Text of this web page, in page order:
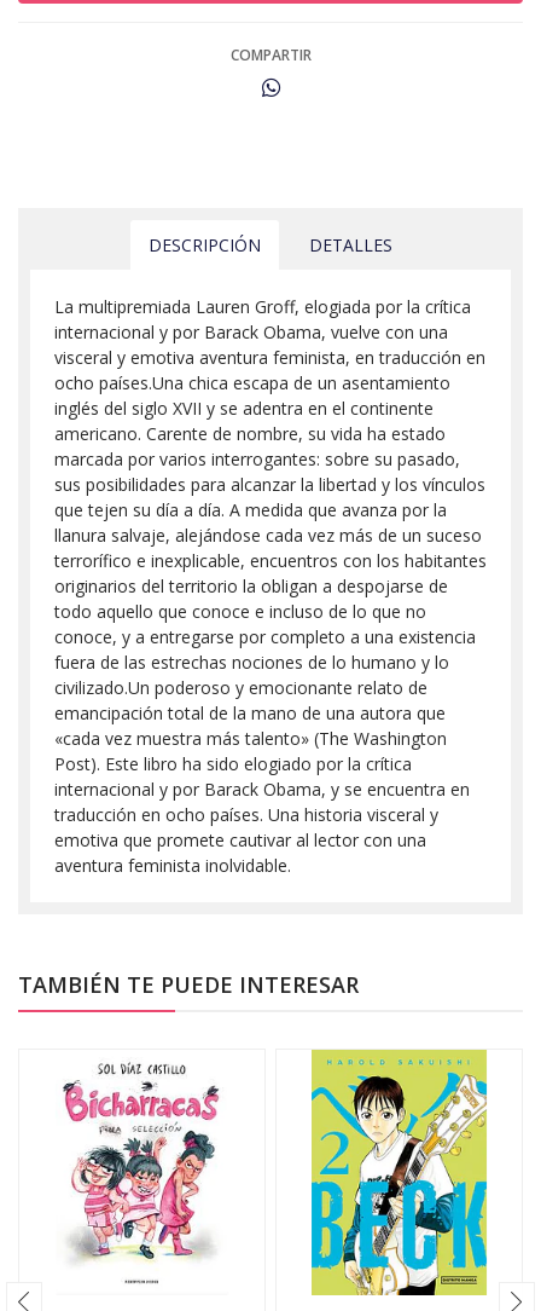
COMPARTIR
DESCRIPCIÓN DETALLES
La multipremiada Lauren Groff, elogiada por la crítica
internacional y por Barack Obama, vuelve con una
visceral y emotiva aventura feminista, en traducción en
ocho países.Una chica escapa de un asentamiento
inglés del siglo XVII y se adentra en el continente
americano. Carente de nombre, su vida ha estado
marcada por varios interrogantes: sobre su pasado,
sus posibilidades para alcanzar la libertad y los vínculos
que tejen su día a día. A medida que avanza por la
llanura salvaje, alejándose cada vez más de un suceso
terrorífico e inexplicable, encuentros con los habitantes
originarios del territorio la obligan a despojarse de
todo aquello que conoce e incluso de lo que no
conoce, y a entregarse por completo a una existencia
fuera de las estrechas nociones de lo humano y lo
civilizado.Un poderoso y emocionante relato de
emancipación total de la mano de una autora que
«cada vez muestra más talento» (The Washington
Post). Este libro ha sido elogiado por la crítica
internacional y por Barack Obama, y se encuentra en
traducción en ocho países. Una historia visceral y
emotiva que promete cautivar al lector con una
aventura feminista inolvidable.
TAMBIÉN TE PUEDE INTERESAR